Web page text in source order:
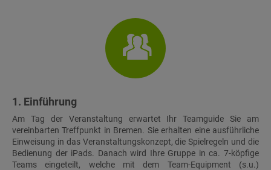
1. Einführung
Am Tag der Veranstaltung erwartet Ihr Teamguide Sie am
vereinbarten Treffpunkt in Bremen. Sie erhalten eine ausführliche
Einweisung in das Veranstaltungskonzept, die Spielregeln und die
Bedienung der iPads. Danach wird Ihre Gruppe in ca. 7-köpfige
Teams eingeteilt, welche mit dem Team-Equipment (s.u.)